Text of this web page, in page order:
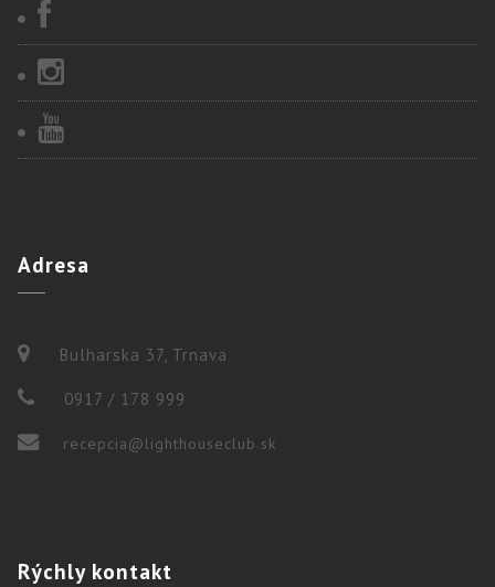
Adresa
Bulharska 37, Trnava
0917 / 178 999
recepcia@lighthouseclub.sk
Rýchlykontakt